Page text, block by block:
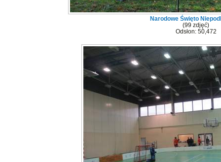
Narodowe Święto
(99 zdjęć)
Odsłon: 50,472